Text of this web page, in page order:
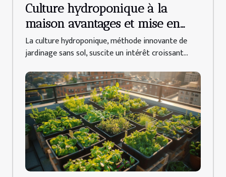
Culture hydroponique à la
maison avantages et mise en
place
La culture hydroponique, méthode innovante de
jardinage sans sol, suscite un intérêt croissant...